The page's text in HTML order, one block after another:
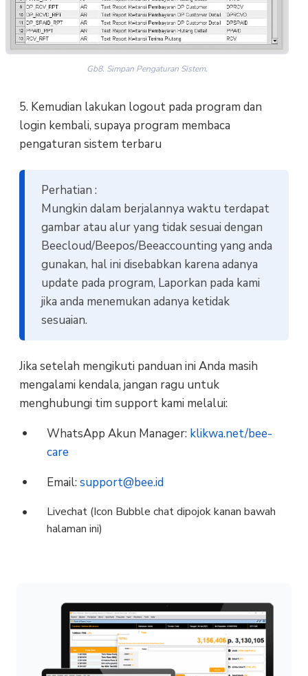
Gb8. Simpan Pengaturan Sistem.
5. Kemudian lakukan logout pada program dan
login kembali, supaya program membaca
pengaturan sistem terbaru
Perhatian :
Mungkin dalam berjalannya waktu terdapat
gambar atau alur yang tidak sesuai dengan
Beecloud/Beepos/Beeaccounting yang anda
gunakan, hal ini disebabkan karena adanya
update pada program, Laporkan pada kami
jika anda menemukan adanya ketidak
sesuaian.
Jika setelah mengikuti panduan ini Anda masih
mengalami kendala, jangan ragu untuk
menghubungi tim support kami melalui:
WhatsApp Akun Manager: klikwa.net/bee-
care
Email: support@bee.id
Livechat (Icon Bubble chat dipojok kanan bawah
halaman ini)